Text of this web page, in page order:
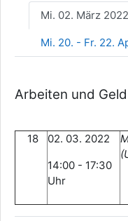
Mi. 02. März 2022
Mi. 20. - Fr. 22.
Arbeiten und
18
02. 03. 2022
14:00 - 17:30
Uhr